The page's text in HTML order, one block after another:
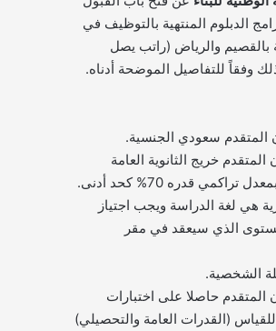
الدبلوم المنتهية بالتوظيف في
بالقصيم والرياض (راتب يصل
خريج الثانوية العامة
قدره 70% كحد أدنى.
هي لغة الدراسة ويجب اجتياز
الذي سيعقد في مقر
المتقدم حاصلا على اختبارات
(القدرات العامة والتحصيلي)